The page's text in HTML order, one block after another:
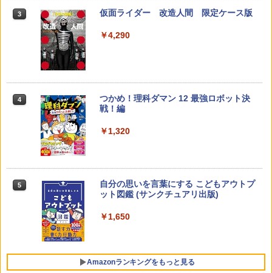
3 先生のためのGoogle AI完全攻略図鑑
￥-
4 子どもが変わる魔法の言葉
￥2,200
5
向山洋一の系譜、その先へ 授業の腕を磨
く法則: 教育技術が子供の可能性を伸ば
【くもん出版公式特別セット】くもん出
版(KUMON PUBLISHING) くもんの日本
￥4,046
くもん出版(KUMON PUBLISHING) ロジ
￥2,127
早期開発 (スタンダード・エディション)
3 仮面ライダー 改造人間 限定ケース版
￥4,290
4
つかめ！理科ダマン 12 最強ロボット決
戦！編
￥1,320
5
自分の思いを言葉にする こどもアウトプ
ット図鑑 (サンクチュアリ出版)
￥1,650
Amazonランキングをもっと見る